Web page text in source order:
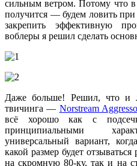
сильным ветром. Потому что в
получится — будем ловить при
закрепить эффективную
воблеры я решил сделать
Даже больше! Решил, что и
твичинга — Norstream
всё хорошо как с
принципиальными
универсальный вариант,
какой размер будет
на скромную 80-ку, так и на